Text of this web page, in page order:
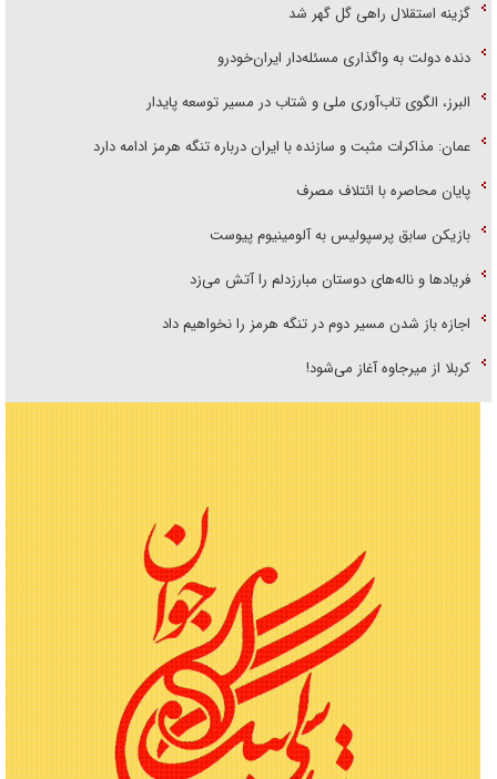
گزینه استقلال راهی گل گهر شد
دنده دولت به واگذاری مسئله‌دار ایران‌خودرو
البرز، الگوی تاب‌آوری ملی و شتاب در مسیر توسعه پایدار
عمان: مذاکرات مثبت و سازنده با ایران درباره تنگه هرمز ادامه دارد
پایان محاصره با ائتلاف مصرف
بازیکن سابق پرسپولیس به آلومینیوم پیوست
فریاد‌ها و ناله‌های دوستان مبارزدلم را آتش می‌زد
اجازه باز شدن مسیر دوم در تنگه هرمز را نخواهیم داد
کربلا از میرجاوه آغاز می‌شود!